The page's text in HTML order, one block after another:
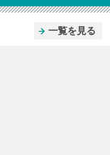
一覧を見る